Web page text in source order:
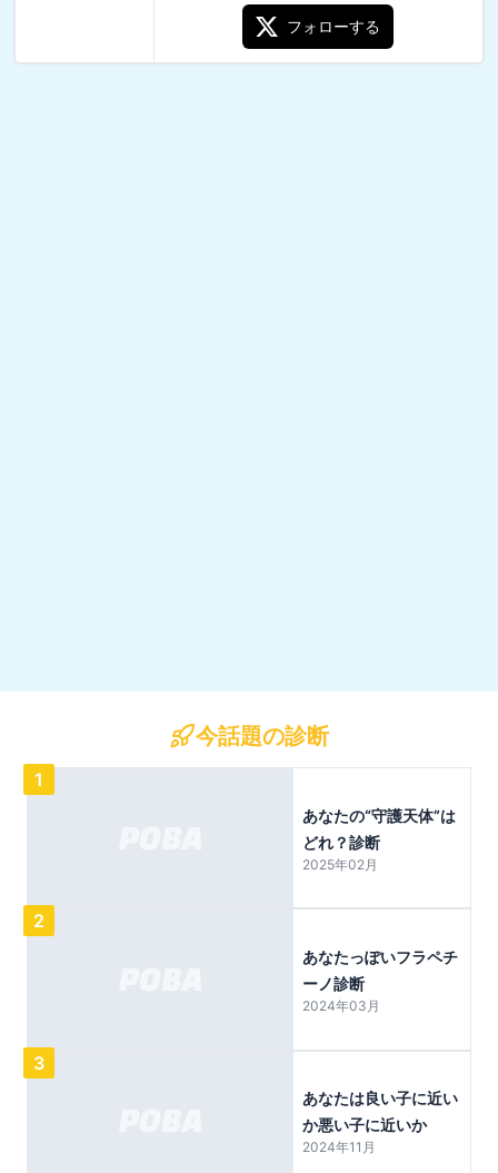
フォローする
今話題の診断
1
あなたの“守護天体”は
どれ？診断
2025年02月
2
あなたっぽいフラペチ
ーノ診断
2024年03月
3
あなたは良い子に近い
か悪い子に近いか
2024年11月